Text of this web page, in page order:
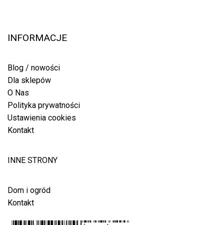
INFORMACJE
Blog / nowości
Dla sklepów
O Nas
Polityka prywatności
Ustawienia cookies
Kontakt
INNE STRONY
Dom i ogród
Kontakt